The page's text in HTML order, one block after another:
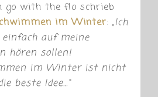
go with the flo schrieb
im Winter:„Ich
auf meine
hören sollen!
im Winter ist nicht
beste Idee…“